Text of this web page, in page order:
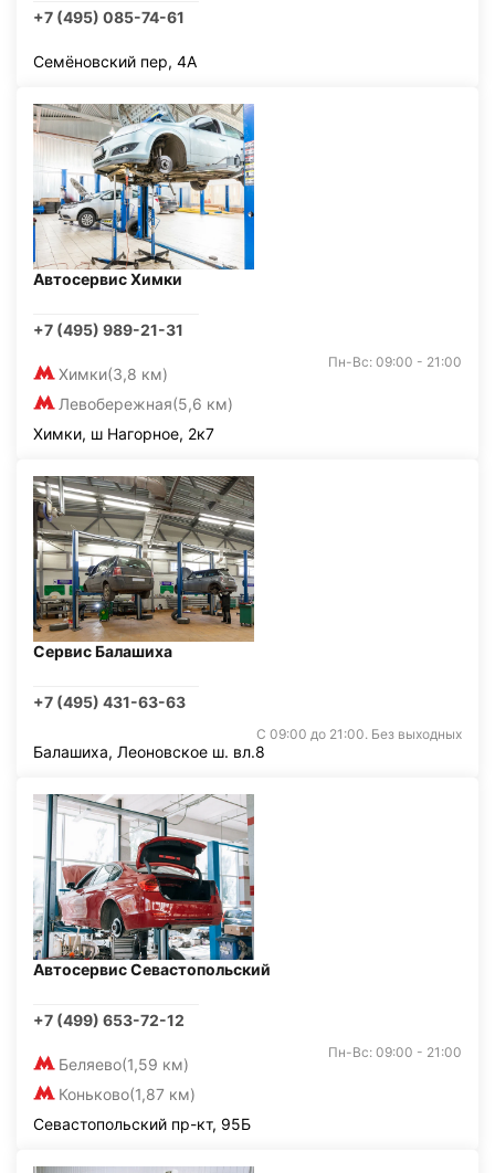
+7 (495) 085-74-61
Семёновский пер, 4А
Автосервис Химки
+7 (495) 989-21-31
Химки(3,8 км)
Левобережная(5,6 км)
Пн-Вс: 09:00 - 21:00
Химки, ш Нагорное, 2к7
Сервис Балашиха
+7 (495) 431-63-63
С 09:00 до 21:00. Без выходных
Балашиха, Леоновское ш. вл.8
Автосервис Севастопольский
+7 (499) 653-72-12
Беляево(1,59 км)
Коньково(1,87 км)
Пн-Вс: 09:00 - 21:00
Севастопольский пр-кт, 95Б